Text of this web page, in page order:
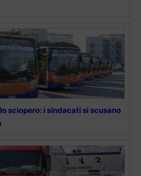
sciopero: i sindacati si scusano